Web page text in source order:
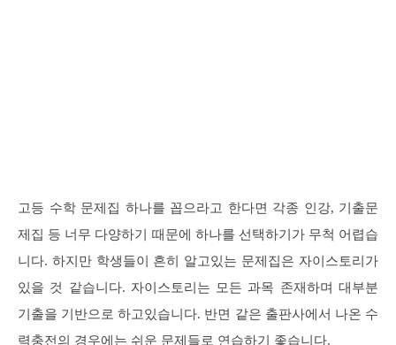
고등 수학 문제집 하나를 꼽으라고 한다면 각종 인강, 기출문
제집 등 너무 다양하기 때문에 하나를 선택하기가 무척 어렵습
니다. 하지만 학생들이 흔히 알고있는 문제집은 자이스토리가
있을 것 같습니다. 자이스토리는 모든 과목 존재하며 대부분
기출을 기반으로 하고있습니다. 반면 같은 출판사에서 나온 수
력충전의 경우에는 쉬운 문제들로 연습하기 좋습니다.